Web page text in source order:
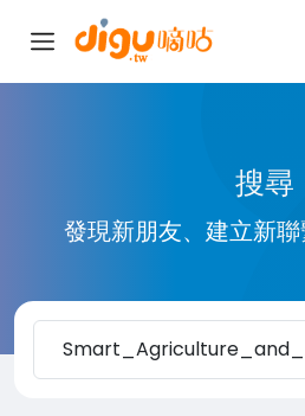
搜尋
發現新朋友、建立新